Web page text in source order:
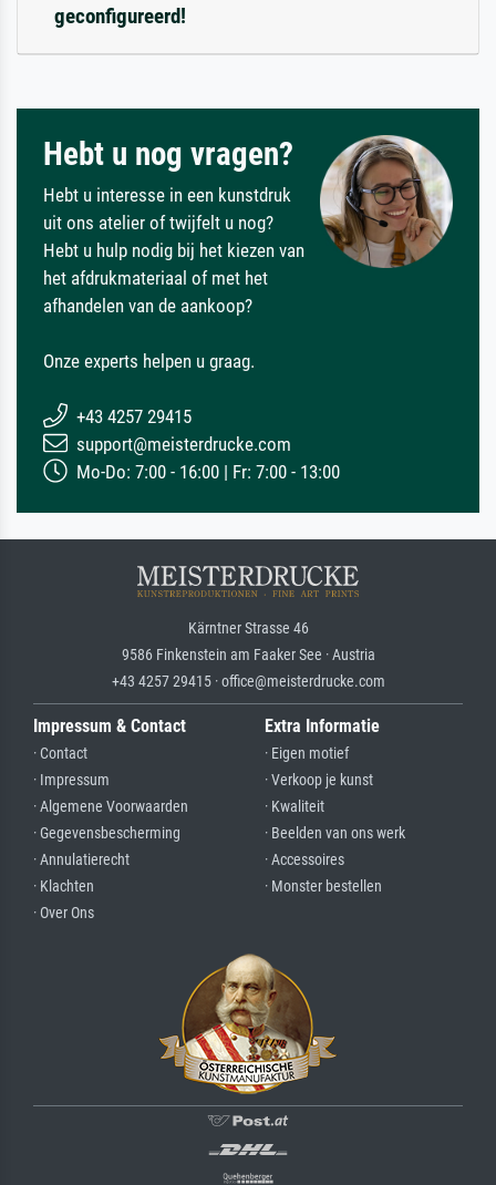
geconfigureerd!
Hebt u nog vragen?
Hebt u interesse in een kunstdruk
uit ons atelier of twijfelt u nog?
Hebt u hulp nodig bij het kiezen van
het afdrukmateriaal of met het
afhandelen van de aankoop?
Onze experts helpen u graag.
+43 4257 29415
support@meisterdrucke.com
Mo-Do: 7:00 - 16:00 | Fr: 7:00 - 13:00
Kärntner Strasse 46
9586 Finkenstein am Faaker See · Austria
+43 4257 29415 · office@meisterdrucke.com
Impressum & Contact
· Contact
· Impressum
· Algemene Voorwaarden
· Gegevensbescherming
· Annulatierecht
· Klachten
· Over Ons
Extra Informatie
· Eigen motief
· Verkoop je kunst
· Kwaliteit
· Beelden van ons werk
· Accessoires
· Monster bestellen